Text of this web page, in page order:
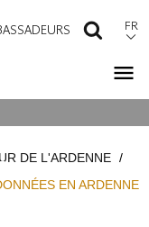
FR
DE L'ARDENNE
EN ARDENNE